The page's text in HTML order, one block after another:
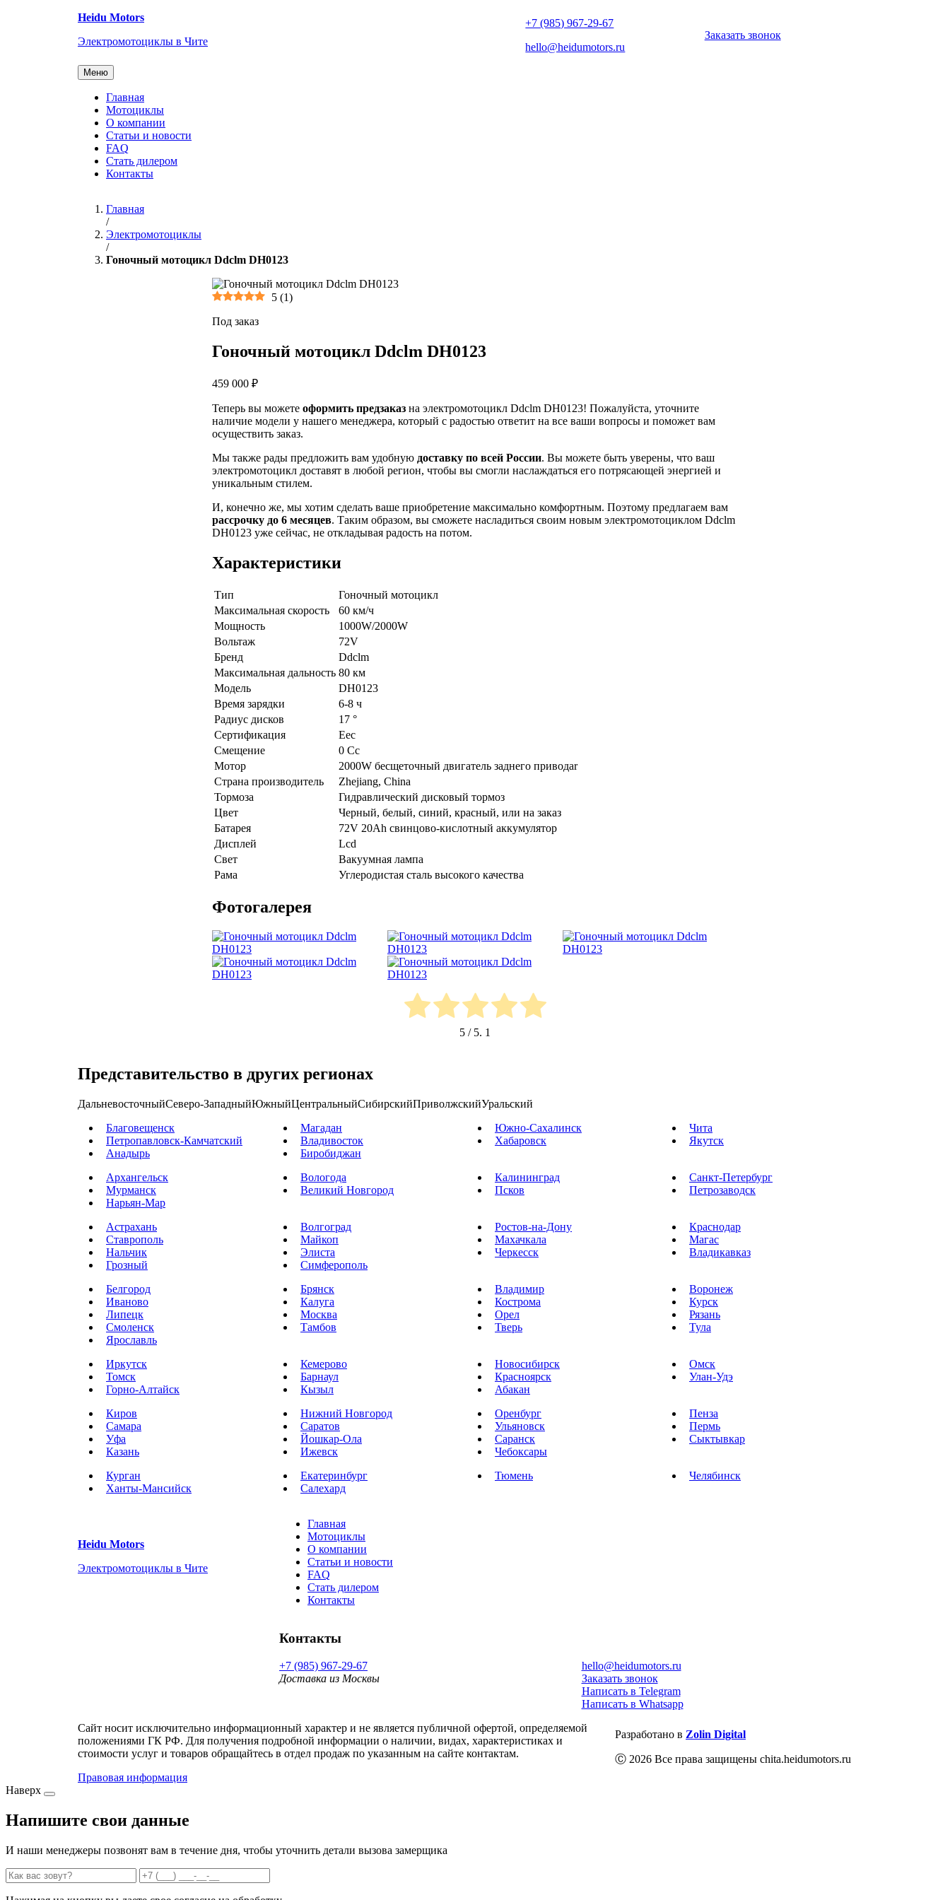
Heidu Motors
Электромотоциклы в Чите
+7 (985) 967-29-67
hello@heidumotors.ru
Заказать звонок
Меню
Главная
Мотоциклы
О компании
Статьи и новости
FAQ
Стать дилером
Контакты
Главная
/
Электромотоциклы
/
Гоночный мотоцикл Ddclm DH0123
5 (1)
Под заказ
Гоночный мотоцикл Ddclm DH0123
459 000 ₽
Теперь вы можете оформить предзаказ на электромотоцикл Ddclm DH0123! Пожалуйста, уточните
наличие модели у нашего менеджера, который с радостью ответит на все ваши вопросы и поможет вам
осуществить заказ.
Мы также рады предложить вам удобную доставку по всей России. Вы можете быть уверены, что ваш
электромотоцикл доставят в любой регион, чтобы вы смогли наслаждаться его потрясающей энергией и
уникальным стилем.
И, конечно же, мы хотим сделать ваше приобретение максимально комфортным. Поэтому предлагаем вам
рассрочку до 6 месяцев. Таким образом, вы сможете насладиться своим новым электромотоциклом Ddclm
DH0123 уже сейчас, не откладывая радость на потом.
Характеристики
Тип
Гоночный мотоцикл
Максимальная скорость
60 км/ч
Мощность
1000W/2000W
Вольтаж
72V
Бренд
Ddclm
Максимальная дальность 80 км
Модель
DH0123
Время зарядки
6-8 ч
Радиус дисков
17 °
Сертификация
Eec
Смещение
0 Cc
Мотор
2000W бесщеточный двигатель заднего приводаr
Страна производитель
Zhejiang, China
Тормоза
Гидравлический дисковый тормоз
Цвет
Черный, белый, cиний, красный, или на заказ
Батарея
72V 20Ah свинцово-кислотный аккумулятор
Дисплей
Lcd
Свет
Вакуумная лампа
Рама
Углеродистая сталь высокого качества
Фотогалерея
5 / 5. 1
Представительство в других регионах
ДальневосточныйСеверо-ЗападныйЮжныйЦентральныйСибирскийПриволжскийУральский
Благовещенск
Магадан Южно-Сахалинск
Чита
Петропавловск-Камчатский
Владивосток Хабаровск
Якутск
Анадырь
Биробиджан
Архангельск
Вологода Калининград
Санкт-Петербург
Мурманск
Великий Новгород Псков
Петрозаводск
Нарьян-Мар
Астрахань
Волгоград Ростов-на-Дону
Краснодар
Ставрополь
Майкоп Махачкала
Магас
Нальчик
Элиста Черкесск
Владикавказ
Грозный
Симферополь
Белгород
Брянск Владимир
Воронеж
Иваново
Калуга Кострома
Курск
Липецк
Москва Орел
Рязань
Смоленск
Тамбов Тверь
Тула
Ярославль
Иркутск
Кемерово Новосибирск
Омск
Томск
Барнаул Красноярск
Улан-Удэ
Горно-Алтайск
Кызыл
Абакан
Киров
Нижний Новгород Оренбург
Пенза
Самара
Саратов Ульяновск
Пермь
Уфа
Йошкар-Ола Саранск
Сыктывкар
Казань
Ижевск
Чебоксары
Курган
Екатеринбург Тюмень
Челябинск
Ханты-Мансийск
Салехард
Heidu Motors
Электромотоциклы в Чите
Главная
Мотоциклы
О компании
Статьи и новости
FAQ
Стать дилером
Контакты
Контакты
+7 (985) 967-29-67
Доставка из Москвы
hello@heidumotors.ru
Заказать звонок
Написать в Telegram
Написать в Whatsapp
Сайт носит исключительно информационный характер и не является публичной офертой, определяемой
положениями ГК РФ. Для получения подробной информации о наличии, видах, характеристиках и
стоимости услуг и товаров обращайтесь в отдел продаж по указанным на сайте контактам.
Правовая информация
Разработано в Zolin Digital
Ⓒ 2026 Все права защищены chita.heidumotors.ru
Наверх
Напишите свои данные
И наши менеджеры позвонят вам в течение дня, чтобы уточнить детали вызова замерщика